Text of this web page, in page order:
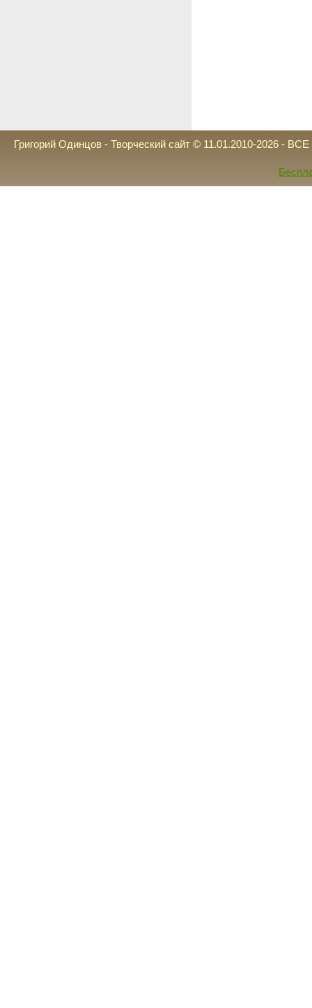
Григорий Одинцов - Творческий сайт © 11.01.2010-2026 -